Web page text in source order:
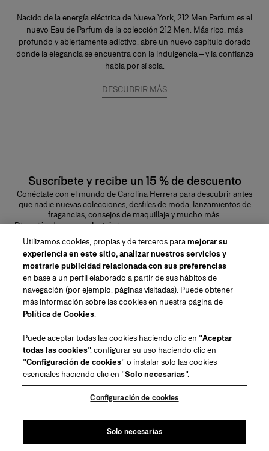
Nacido de la energía eléctrica de Nueva York, 212 Men Parfum es el
nuevo Eau de Parfum de la colección 212 Men. Más rico, más
profundo y abiertamente adictivo, abre un nuevo capítulo dorado
donde la elegancia se encuentra con la indulgencia – y la confianza
habla por sí sola.
DESCUBRIR MÁS
Suscríbete y recibe un 15 % de descuento
Conéctate con el mundo de Carolina Herrera para descubrir antes
que nadie nuevas colecciones, desfiles de moda, lanzamientos de
fragancias, consejos de maquillaje y mucho más.
Dirección de correo electrónico
Región/Idioma
Atención al cliente
Encontrar una tienda
Contacto
Envío y Devoluciones de Belleza
Envíos y Devoluciones de Moda
Preguntas frecuentes
Envoltorio para regalos
Sobre Klarna
(se abre en una nueva pestaña)
Sobre nosotros
House of Herrera
Empleo
(se abre en una nueva pestaña)
chcarolinaherrera.com
(se abre en una nueva pestaña)
Avisos legales y cookies
Términos y Condiciones de Uso
Términos y Condiciones de Venta de
Términos y Condiciones de Venta de
Utilizamos cookies, propias y de terceros paramejorar su
experiencia en este sitio, analizar nuestros servicios y
mostrarle publicidad relacionada con sus preferencias
en base a un perfil elaborado a partir de sus hábitos de
navegación (por ejemplo, páginas visitadas). Puede obtener
más información sobre las cookies en nuestra página de
Política de Cookies.
Puede aceptar todas las cookies haciendo clic en "Aceptar
todas las cookies", configurar su uso haciendo clic en
"Configuración de cookies" o instalar solo las cookies
esenciales haciendo clic en "Solo necesarias".
Configuración de cookies
Solo necesarias